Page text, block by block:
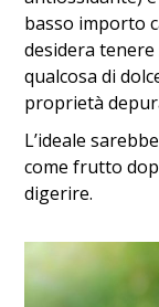
basso importo
desidera
qualcosa di
proprietà
L’ideale
come frutto
digerire.